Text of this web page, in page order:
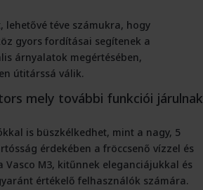
téve számukra, hogy
gyors fordításai segítenek a
árnyalatok megértésében,
útitárssá válik.
mely további funkciói járulnak
is büszkélkedhet, mint a nagy, 5
érdekében a fröccsenő vízzel és
M3, kitűnnek eleganciájukkal és
értékelő felhasználók számára.